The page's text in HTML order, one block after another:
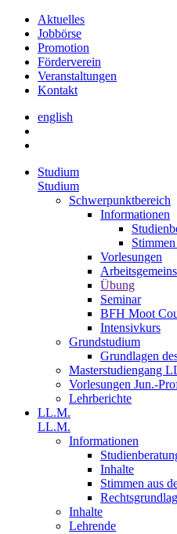
Aktuelles
Jobbörse
Promotion
Förderverein
Veranstaltungen
Kontakt
english
Studium
Studium
Schwerpunktbereich
Informationen
Vorlesungen
Übung
Seminar
BFH Moot
Intensivkurs
Grundstudium
Grundlagen
Masterstudiengang
Vorlesungen Jun.-
Lehrberichte
LL.M.
LL.M.
Informationen
Inhalte
Stimmen aus
Inhalte
Lehrende